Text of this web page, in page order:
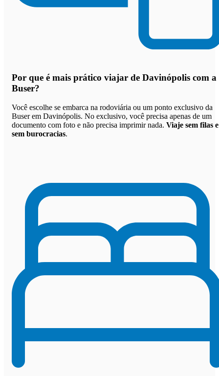
Por que é mais prático viajar de Davinópolis com a
Buser?
Você escolhe se embarca na rodoviária ou um ponto exclusivo da
Buser em Davinópolis. No exclusivo, você precisa apenas de um
documento com foto e não precisa imprimir nada. Viaje sem filas e
sem burocracias.